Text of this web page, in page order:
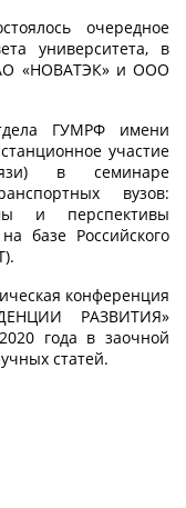
очередное
университета, в
«НОВАТЭК» и ООО
ГУМРФ имени
участие
в семинаре
вузов:
и перспективы
базе Российского
конференция
РАЗВИТИЯ»
года в заочной
статей.